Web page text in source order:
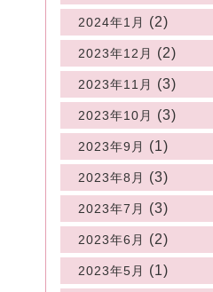
2024年1月 (2)
2023年12月 (2)
2023年11月 (3)
2023年10月 (3)
2023年9月 (1)
2023年8月 (3)
2023年7月 (3)
2023年6月 (2)
2023年5月 (1)